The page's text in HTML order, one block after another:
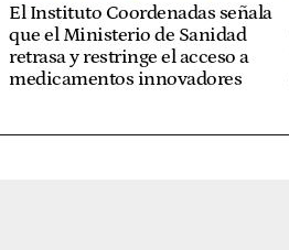
El Instituto Coordenadas señala
que el Ministerio de Sanidad
retrasa y restringe el acceso a
medicamentos innovadores